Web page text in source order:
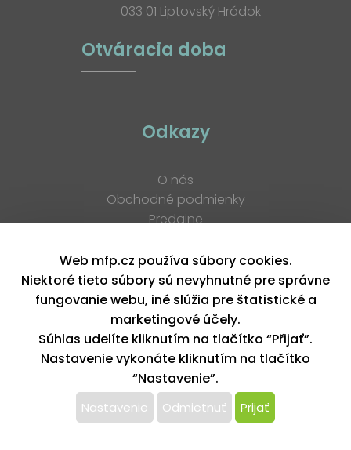
033 01 Liptovský Hrádok
Otváracia doba
Odkazy
O nás
Obchodné podmienky
Predajne
K stiahnutiu
Blog
Kontakt
Kariéra
XML feed
Copyright © 2026, MFP paper s. r. o. | Všetky práva vyhradené
design by MFP
Tento web používa k poskytovaniu služieb,
Web mfp.cz používa súbory cookies.
Niektoré tieto súbory sú nevyhnutné pre správne
fungovanie webu, iné slúžia pre štatistické a
marketingové účely.
Súhlas udelíte kliknutím na tlačítko “Přijať”.
Nastavenie vykonáte kliknutím na tlačítko
“Nastavenie”.
Nastavenie Odmietnuť Prijať